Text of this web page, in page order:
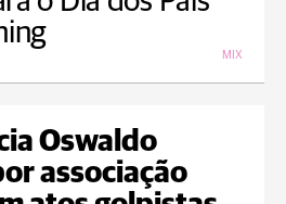
MIX
Oswaldo
associação